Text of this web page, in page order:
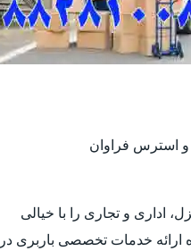
و استرس فراوان
اداری و تجاری را با خیالی
ارائه خدمات تخصصی باربری در